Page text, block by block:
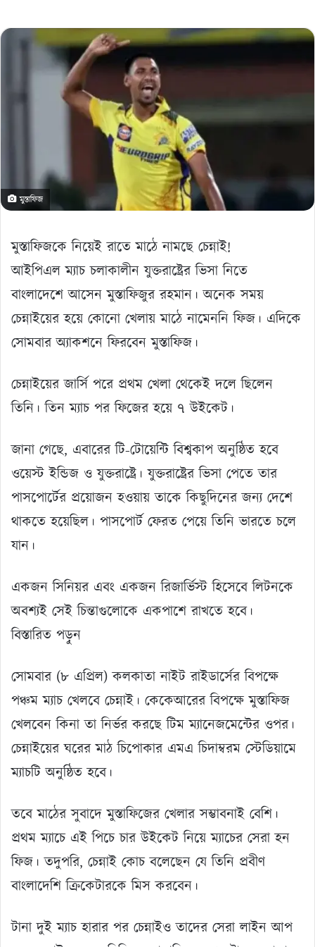
মুস্তাফিজ
মুস্তাফিজকে নিয়েই রাতে মাঠে নামছে চেন্নাই!
আইপিএল ম্যাচ চলাকালীন যুক্তরাষ্ট্রের ভিসা নিতে
বাংলাদেশে আসেন মুস্তাফিজুর রহমান। অনেক সময়
চেন্নাইয়ের হয়ে কোনো খেলায় মাঠে নামেননি ফিজ। এদিকে
সোমবার অ্যাকশনে ফিরবেন মুস্তাফিজ।
চেন্নাইয়ের জার্সি পরে প্রথম খেলা থেকেই দলে ছিলেন
তিনি। তিন ম্যাচ পর ফিজের হয়ে ৭ উইকেট।
জানা গেছে, এবারের টি-টোয়েন্টি বিশ্বকাপ অনুষ্ঠিত হবে
ওয়েস্ট ইন্ডিজ ও যুক্তরাষ্ট্রে। যুক্তরাষ্ট্রের ভিসা পেতে তার
পাসপোর্টের প্রয়োজন হওয়ায় তাকে কিছুদিনের জন্য দেশে
থাকতে হয়েছিল। পাসপোর্ট ফেরত পেয়ে তিনি ভারতে চলে
যান।
একজন সিনিয়র এবং একজন রিজার্ভিস্ট হিসেবে লিটনকে
অবশ্যই সেই চিন্তাগুলোকে একপাশে রাখতে হবে।
বিস্তারিত পড়ুন
সোমবার (৮ এপ্রিল) কলকাতা নাইট রাইডার্সের বিপক্ষে
পঞ্চম ম্যাচ খেলবে চেন্নাই। কেকেআরের বিপক্ষে মুস্তাফিজ
খেলবেন কিনা তা নির্ভর করছে টিম ম্যানেজমেন্টের ওপর।
চেন্নাইয়ের ঘরের মাঠ চিপোকার এমএ চিদাম্বরম স্টেডিয়ামে
ম্যাচটি অনুষ্ঠিত হবে।
তবে মাঠের সুবাদে মুস্তাফিজের খেলার সম্ভাবনাই বেশি।
প্রথম ম্যাচে এই পিচে চার উইকেট নিয়ে ম্যাচের সেরা হন
ফিজ। তদুপরি, চেন্নাই কোচ বলেছেন যে তিনি প্রবীণ
বাংলাদেশি ক্রিকেটারকে মিস করবেন।
টানা দুই ম্যাচ হারার পর চেন্নাইও তাদের সেরা লাইন আপ